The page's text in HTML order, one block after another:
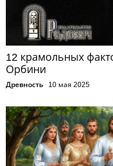
12 крамольных
Орбини
Древность 10 мая 2025